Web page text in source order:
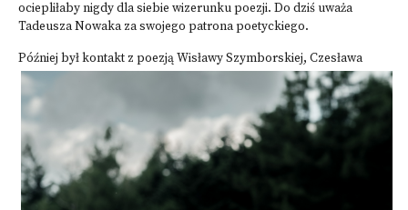
ociepliłaby nigdy dla siebie wizerunku poezji. Do dziś uważa
Tadeusza Nowaka za swojego patrona poetyckiego.
Później był kontakt z poezją Wisławy Szymborskiej, Czesława